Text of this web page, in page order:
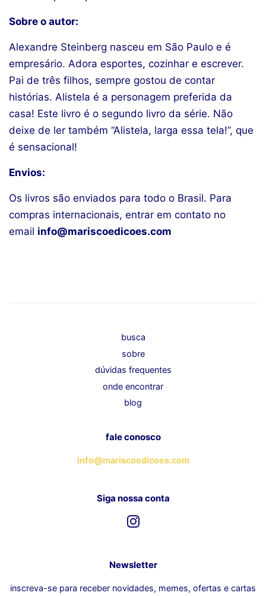
Sobre o autor:
Alexandre Steinberg nasceu em São Paulo e é
empresário. Adora esportes, cozinhar e escrever.
Pai de três filhos, sempre gostou de contar
histórias. Alistela é a personagem preferida da
casa! Este livro é o segundo livro da série. Não
deixe de ler também “Alistela, larga essa tela!”, que
é sensacional!
Envios:
Os livros são enviados para todo o Brasil. Para
compras internacionais, entrar em contato no
email info@mariscoedicoes.com
busca
sobre
dúvidas frequentes
onde encontrar
blog
fale conosco
info@mariscoedicoes.com
Siga nossa conta
Newsletter
inscreva-se para receber novidades, memes, ofertas e cartas